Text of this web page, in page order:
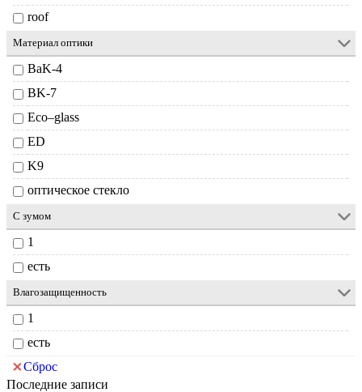
roof
Материал оптики
BaK-4
BK-7
Eco–glass
ED
K9
оптическое стекло
С зумом
1
есть
Влагозащищенность
1
есть
Сброс
Последние записи